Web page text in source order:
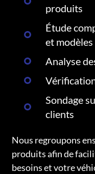
produits
Étude
et modèles
Analyse
Sondage
clients
Nous regroupons
produits afin de
besoins et votre